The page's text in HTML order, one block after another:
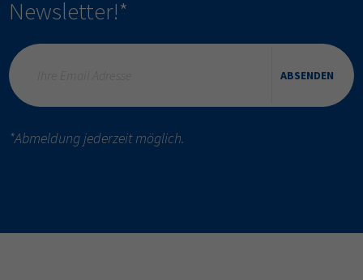
Newsletter!*
ABSENDEN
*Abmeldung jederzeit möglich.